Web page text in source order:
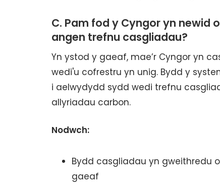
C. Pam fod y Cyngor yn
angen trefnu casgliadau?
Yn ystod y gaeaf, mae’r Cyngor yn
wedi'u cofrestru yn unig. Bydd y
i aelwydydd sydd wedi trefnu
allyriadau carbon.
Nodwch:
Bydd casgliadau yn gweithredu
gaeaf